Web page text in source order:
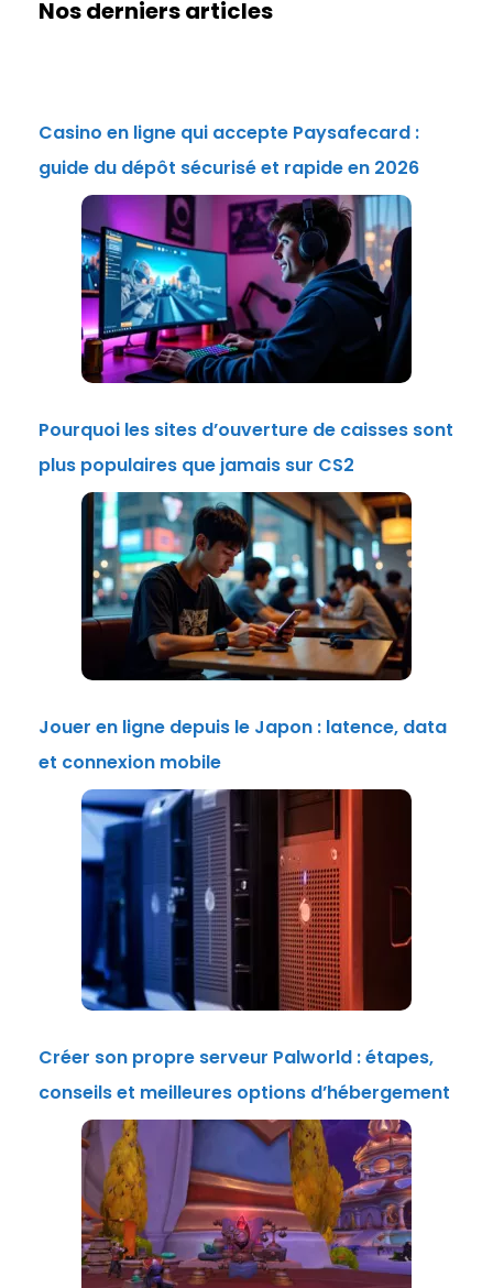
Nos derniers articles
Casino en ligne qui accepte Paysafecard :
guide du dépôt sécurisé et rapide en 2026
Pourquoi les sites d’ouverture de caisses sont
plus populaires que jamais sur CS2
Jouer en ligne depuis le Japon : latence, data
et connexion mobile
Créer son propre serveur Palworld : étapes,
conseils et meilleures options d’hébergement